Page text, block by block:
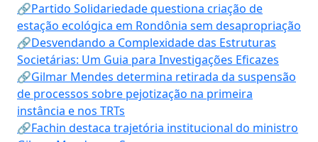
🔗Partido Solidariedade questiona criação de
estação ecológica em Rondônia sem desapropriação
🔗Desvendando a Complexidade das Estruturas
Societárias: Um Guia para Investigações Eficazes
🔗Gilmar Mendes determina retirada da suspensão
de processos sobre pejotização na primeira
instância e nos TRTs
🔗Fachin destaca trajetória institucional do ministro